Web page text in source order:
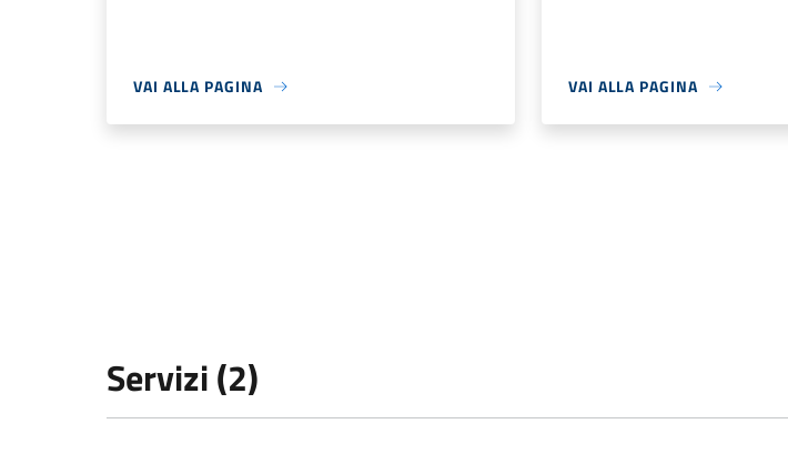
VAI ALLA PAGINA VAI ALLA PAGINA
Servizi (2)